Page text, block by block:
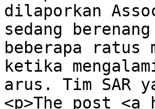
dilaporkan
sedang
beberapa
ketika
arus. Tim SAR
<p>The post